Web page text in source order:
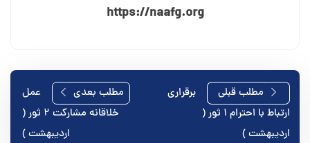
https://naafg.org
راهبری
نوشته
مطلب قبلی
برقراری
ارتباط با احترام ۱ ثور (
اردیبهشت )
مطلب بعدی
عمل
خلاقانه مشارکت ۲ ثور (
اردیبهشت )